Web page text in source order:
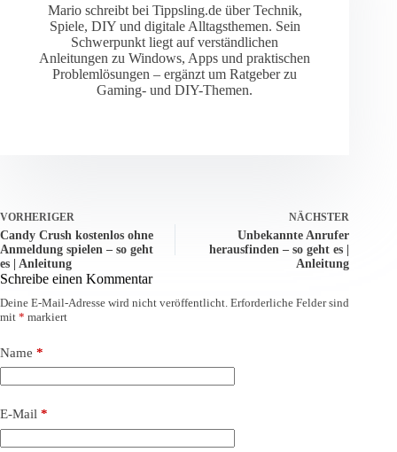
Mario schreibt bei Tippsling.de über Technik,
Spiele, DIY und digitale Alltagsthemen. Sein
Schwerpunkt liegt auf verständlichen
Anleitungen zu Windows, Apps und praktischen
Problemlösungen – ergänzt um Ratgeber zu
Gaming- und DIY-Themen.
VORHERIGER
Candy Crush kostenlos ohne
Anmeldung spielen – so geht
es | Anleitung
NÄCHSTER
Unbekannte Anrufer
herausfinden – so geht es |
Anleitung
Schreibe einen Kommentar
Deine E-Mail-Adresse wird nicht veröffentlicht. Erforderliche Felder sind
mit * markiert
Name *
E-Mail *